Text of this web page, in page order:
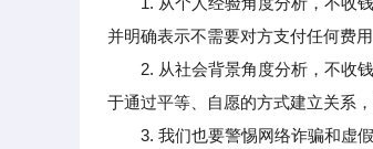
并明确表示不需要对方支付任何费
2. 从社会背景角度分析，不收钱
于通过平等、自愿的方式建立关系
3. 我们也要警惕网络诈骗和虚假